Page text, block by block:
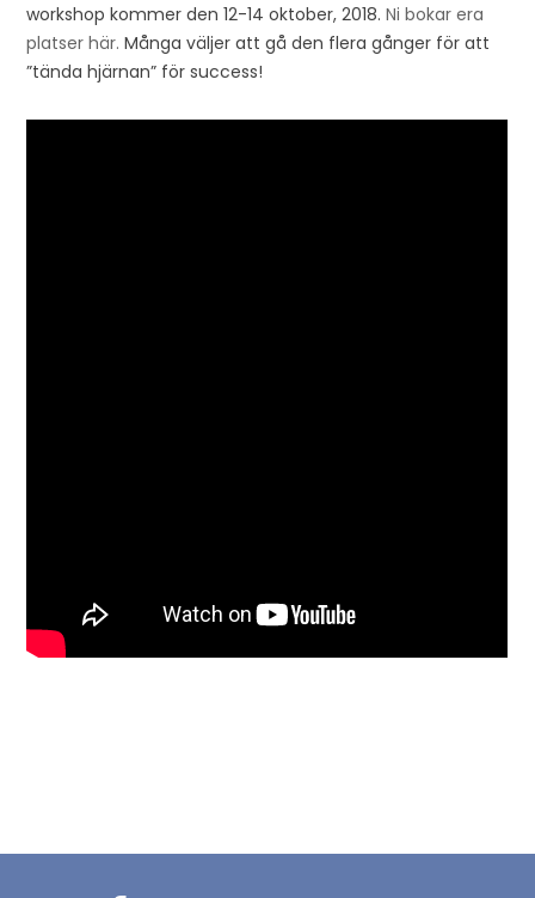
workshop kommer den 12-14 oktober, 2018. Ni bokar era
platser här.Många väljer att gå den flera gånger för att
”tända hjärnan” för success!